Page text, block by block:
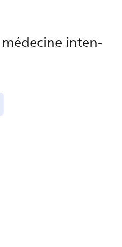
mé­de­cine in­ten­